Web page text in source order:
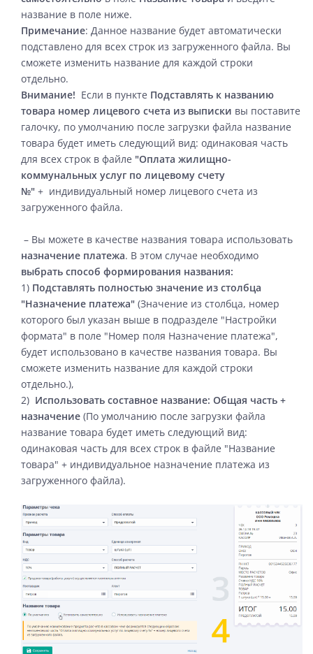
название в поле ниже.
Примечание: Данное название будет автоматически
подставлено для всех строк из загруженного файла. Вы
сможете изменить название для каждой строки
отдельно.
Внимание! Если в пункте Подставлять к названию
товара номер лицевого счета из выписки вы поставите
галочку, по умолчанию после загрузки файла название
товара будет иметь следующий вид: одинаковая часть
для всех строк в файле "Оплата жилищно-
коммунальных услуг по лицевому счету
№" + индивидуальный номер лицевого счета из
загруженного файла.
– Вы можете в качестве названия товара использовать
назначение платежа. В этом случае необходимо
выбрать способ формирования названия:
1) Подставлять полностью значение из столбца
"Назначение платежа" (Значение из столбца, номер
которого был указан выше в подразделе "Настройки
формата" в поле "Номер поля Назначение платежа",
будет использовано в качестве названия товара. Вы
сможете изменить название для каждой строки
отдельно.),
2) Использовать составное название: Общая часть +
назначение (По умолчанию после загрузки файла
название товара будет иметь следующий вид:
одинаковая часть для всех строк в файле "Название
товара" + индивидуальное назначение платежа из
загруженного файла).